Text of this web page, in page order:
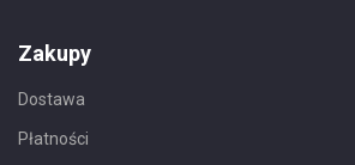
Zakupy
Dostawa
Płatności